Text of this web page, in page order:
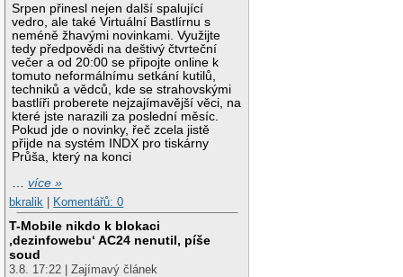
Srpen přinesl nejen další spalující
vedro, ale také Virtuální Bastlírnu s
neméně žhavými novinkami. Využijte
tedy předpovědi na deštivý čtvrteční
večer a od 20:00 se připojte online k
tomuto neformálnímu setkání kutilů,
techniků a vědců, kde se strahovskými
bastlíři proberete nejzajímavější věci, na
které jste narazili za poslední měsíc.
Pokud jde o novinky, řeč zcela jistě
přijde na systém INDX pro tiskárny
Průša, který na konci
…více »
bkralik
Komentářů: 0
T-Mobile nikdo k blokaci
‚dezinfowebu‘ AC24 nenutil, píše
soud
3.8. 17:22 | Zajímavý článek